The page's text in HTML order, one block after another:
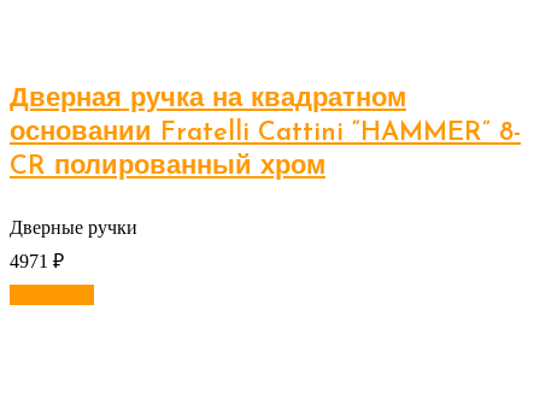
Дверная ручка на квадратном
основании Fratelli Cattini “HAMMER” 8-
CR полированный хром
Дверные ручки
4971 ₽